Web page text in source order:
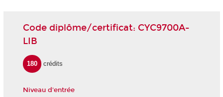
Code diplôme/certificat: CYC9700A-
LIB
180 crédits
Niveau d'entrée